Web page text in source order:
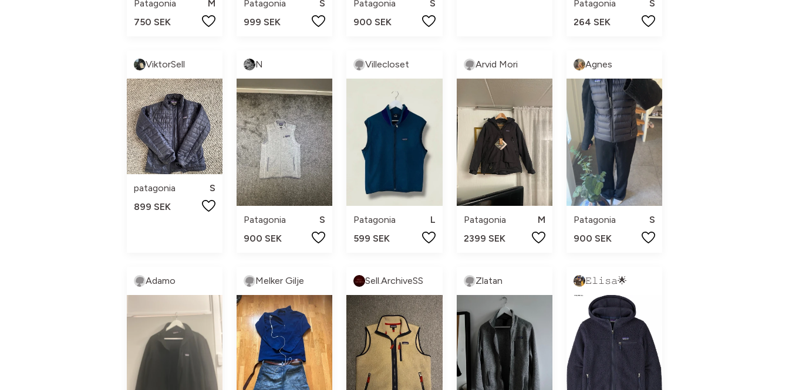
Patagonia
M
750 SEK
Patagonia
S
999 SEK
Patagonia
S
900 SEK
Patagonia
S
264 SEK
ViktorSell
patagonia
S
899 SEK
N
Patagonia
S
900 SEK
Villecloset
Patagonia
L
599 SEK
Arvid Mori
Patagonia
M
2399 SEK
Agnes
Patagonia
S
900 SEK
Adamo Melker Gilje Sell.ArchiveSS Zlatan 𝙴𝚕𝚒𝚜𝚊🌟